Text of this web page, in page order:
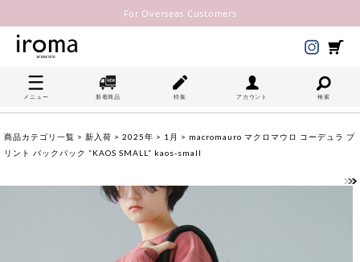
For Overseas Customers
メニュー 新着商品 特集 アカウント 検索
商品カテゴリ一覧 > 新入荷 > 2025年 > 1月 > macromauro マクロマウロ コーデュラ プ
リント バックパック “KAOS SMALL” kaos-small